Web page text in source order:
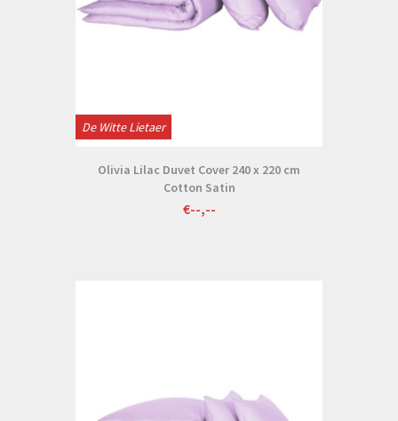
De Witte Lietaer
Olivia Lilac Duvet Cover 240 x 220 cm
Cotton Satin
€--,--